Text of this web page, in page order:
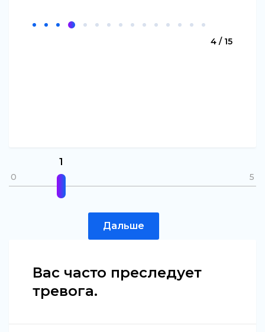
4 / 15
0 5
1
Дальше
Вас часто преследует
тревога.